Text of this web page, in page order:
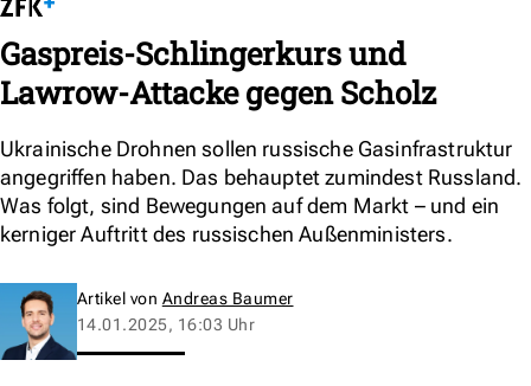
Gaspreis-Schlingerkurs und
Lawrow-Attacke gegen Scholz
Ukrainische Drohnen sollen russische Gasinfrastruktur
angegriffen haben. Das behauptet zumindest Russland.
Was folgt, sind Bewegungen auf dem Markt – und ein
kerniger Auftritt des russischen Außenministers.
Artikel von Andreas Baumer
14.01.2025, 16:03 Uhr